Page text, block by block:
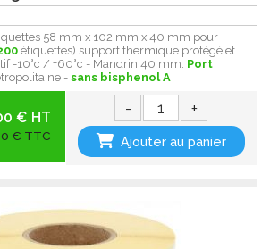
58 mm x 102 mm x 40 mm pour
étiquettes) support thermique protégé et
-10°c / +60°c - Mandrin 40 mm. Port
- sans bisphenol A
€ HT
€ TTC
- +
Ajouter au panier